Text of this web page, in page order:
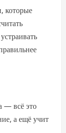
которые
— всё это
а ещё учит